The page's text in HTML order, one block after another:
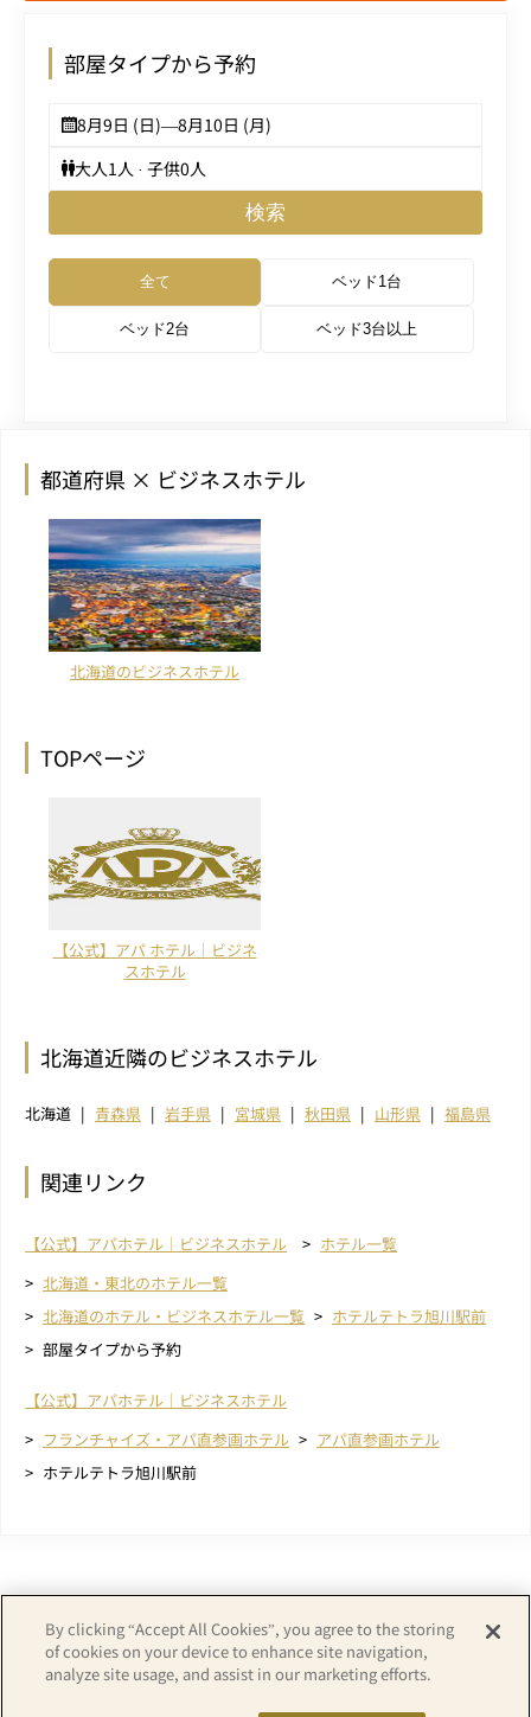
部屋タイプから予約
8月9日 (日)—8月10日 (月)
大人1人 · 子供0人
検索
全て ベッド1台
ベッド2台 ベッド3台以上
都道府県 × ビジネスホテル
北海道のビジネスホテル
TOPページ
【公式】アパ ホテル｜ビジネ
スホテル
北海道近隣のビジネスホテル
北海道 青森県 岩手県 宮城県 秋田県 山形県 福島県
関連リンク
【公式】アパホテル｜ビジネスホテル
ホテル一覧
北海道・東北のホテル一覧
北海道のホテル・ビジネスホテル一覧
ホテルテトラ旭川駅前
部屋タイプから予約
【公式】アパホテル｜ビジネスホテル
フランチャイズ・アパ直参画ホテル
アパ直参画ホテル
ホテルテトラ旭川駅前
By clicking “Accept All Cookies”, you agree to the storing
of cookies on your device to enhance site navigation,
analyze site usage, and assist in our marketing efforts.